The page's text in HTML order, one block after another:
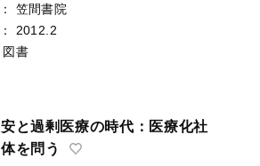
：
笠間書院
：
2012.2
図書
と過剰医療の時代：医療化社
を問う